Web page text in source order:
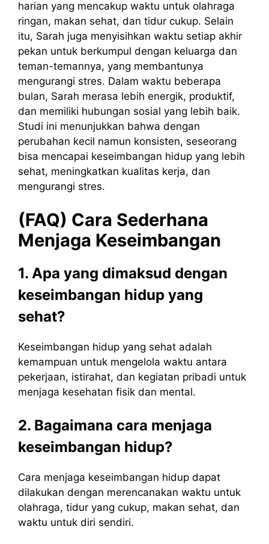
harian yang mencakup waktu untuk olahraga
ringan, makan sehat, dan tidur cukup. Selain
itu, Sarah juga menyisihkan waktu setiap akhir
pekan untuk berkumpul dengan keluarga dan
teman-temannya, yang membantunya
mengurangi stres. Dalam waktu beberapa
bulan, Sarah merasa lebih energik, produktif,
dan memiliki hubungan sosial yang lebih baik.
Studi ini menunjukkan bahwa dengan
perubahan kecil namun konsisten, seseorang
bisa mencapai keseimbangan hidup yang lebih
sehat, meningkatkan kualitas kerja, dan
mengurangi stres.
(FAQ) Cara Sederhana
Menjaga Keseimbangan
1. Apa yang dimaksud dengan
keseimbangan hidup yang
sehat?
Keseimbangan hidup yang sehat adalah
kemampuan untuk mengelola waktu antara
pekerjaan, istirahat, dan kegiatan pribadi untuk
menjaga kesehatan fisik dan mental.
2. Bagaimana cara menjaga
keseimbangan hidup?
Cara menjaga keseimbangan hidup dapat
dilakukan dengan merencanakan waktu untuk
olahraga, tidur yang cukup, makan sehat, dan
waktu untuk diri sendiri.